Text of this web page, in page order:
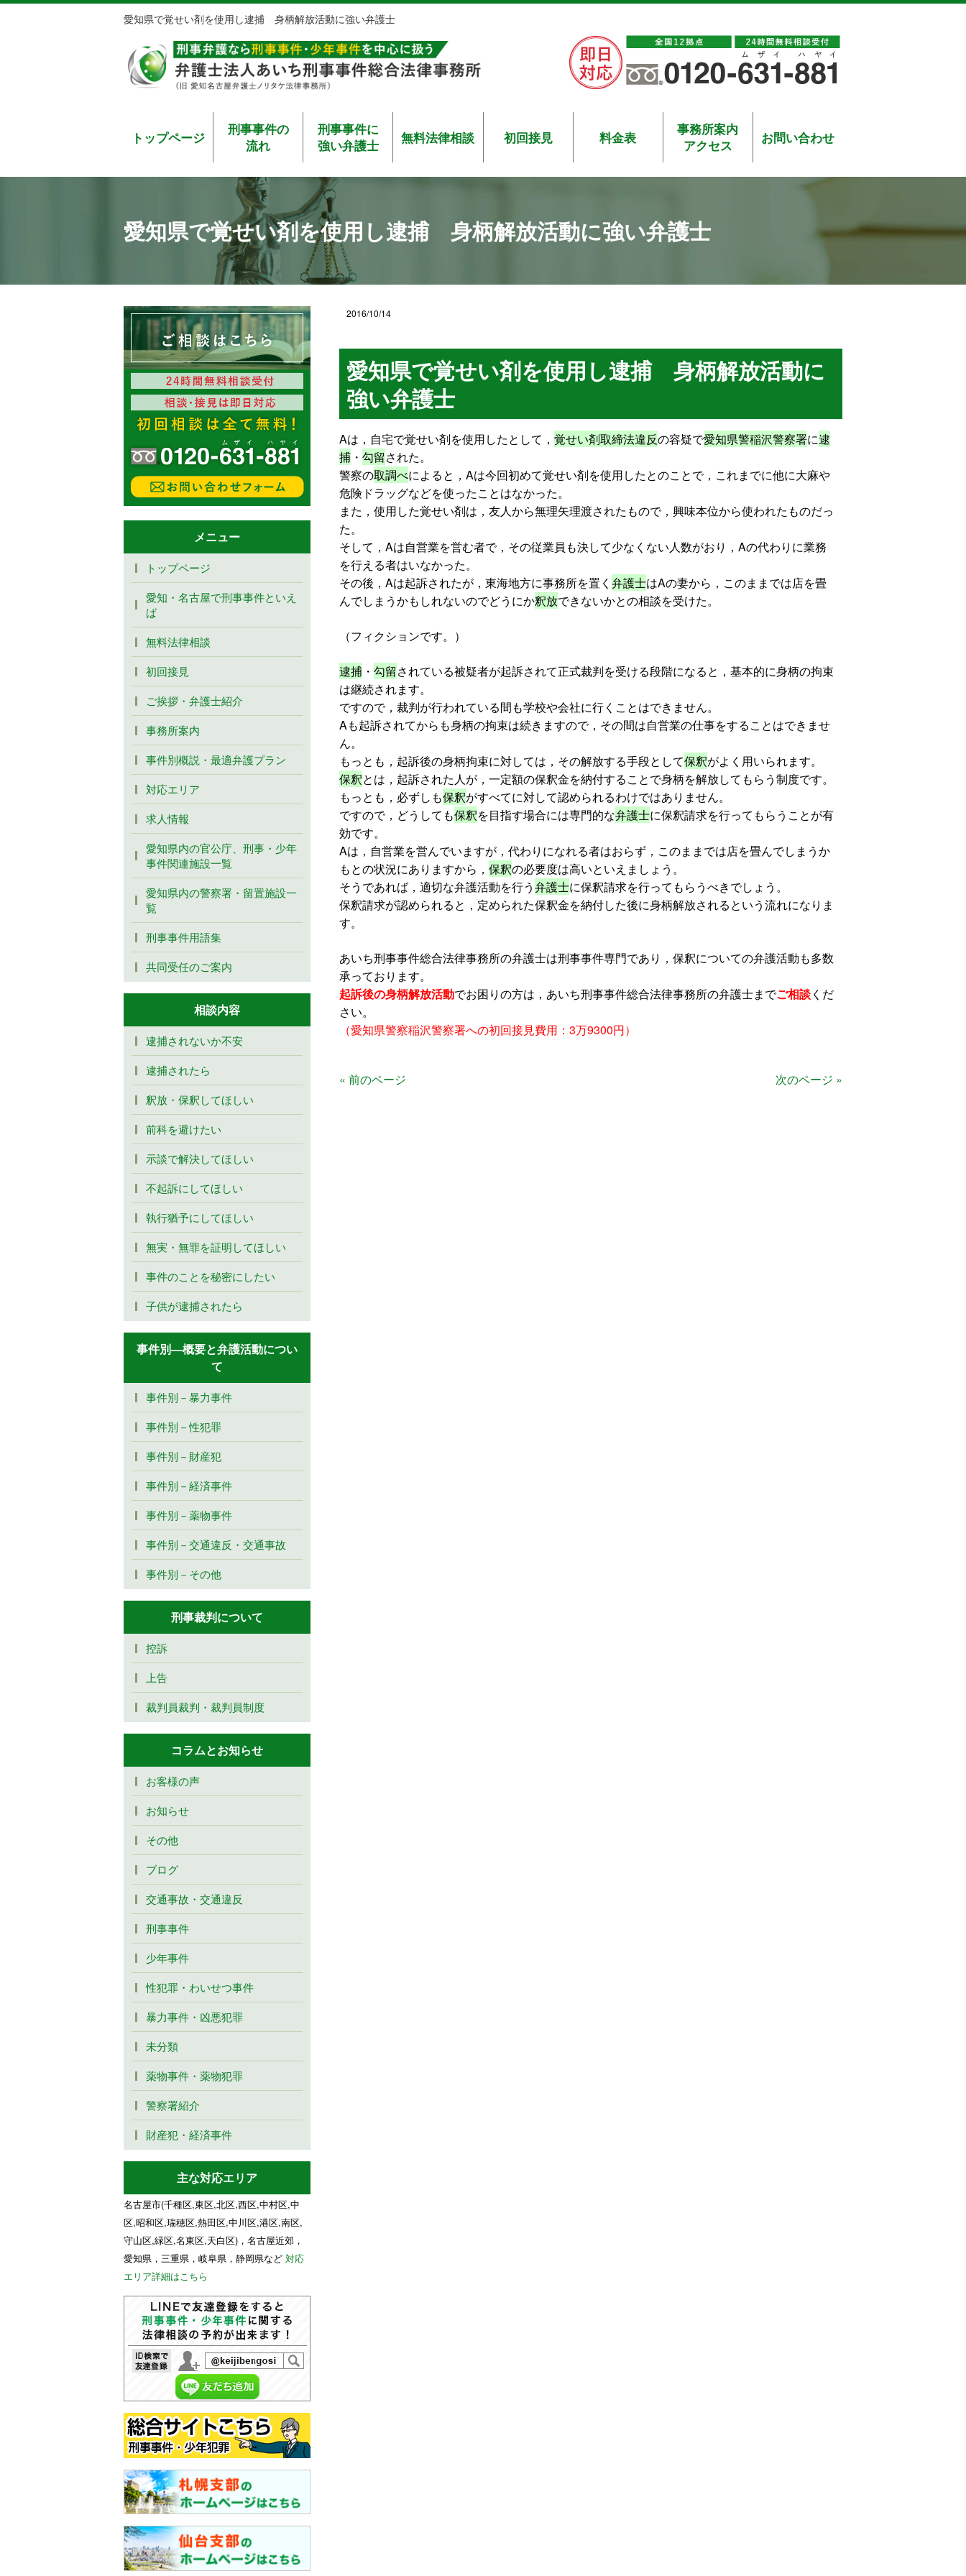
愛知県で覚せい剤を使用し逮捕 身柄解放活動に強い弁護士
トップページ
刑事事件の
流れ
刑事事件に
強い弁護士
無料法律相談 初回接見 料金表
事務所案内
アクセス
お問い合わせ
愛知県で覚せい剤を使用し逮捕 身柄解放活動に強い弁護士
2016/10/14
愛知県で覚せい剤を使用し逮捕 身柄解放活動に
強い弁護士
Aは，自宅で覚せい剤を使用したとして， 覚せい剤取締法違反の容疑で愛知県警稲沢警察署に逮
捕 ・ 勾留された。
警察の取調べによると，Aは今回初めて覚せい剤を使用したとのことで，これまでに他に大麻や
危険ドラッグなどを使ったことはなかった。
また，使用した覚せい剤は，友人から無理矢理渡されたもので，興味本位から使われたものだっ
た。
そして，Aは自営業を営む者で，その従業員も決して少なくない人数がおり，Aの代わりに業務
を行える者はいなかった。
その後，Aは起訴されたが，東海地方に事務所を置く 弁護士はAの妻から，このままでは店を畳
んでしまうかもしれないのでどうにか釈放できないかとの相談を受けた。
（フィクションです。）
逮捕 ・ 勾留されている被疑者が起訴されて正式裁判を受ける段階になると，基本的に身柄の拘束
は継続されます。
ですので，裁判が行われている間も学校や会社に行くことはできません。
Aも起訴されてからも身柄の拘束は続きますので，その間は自営業の仕事をすることはできませ
ん。
もっとも，起訴後の身柄拘束に対しては，その解放する手段として保釈がよく用いられます。
保釈とは，起訴された人が，一定額の保釈金を納付することで身柄を解放してもらう制度です。
もっとも，必ずしも保釈がすべてに対して認められるわけではありません。
ですので，どうしても保釈を目指す場合には専門的な弁護士に保釈請求を行ってもらうことが有
効です。
Aは，自営業を営んでいますが，代わりになれる者はおらず，このままでは店を畳んでしまうか
もとの状況にありますから， 保釈の必要度は高いといえましょう。
そうであれば，適切な弁護活動を行う弁護士に保釈請求を行ってもらうべきでしょう。
保釈請求が認められると，定められた保釈金を納付した後に身柄解放されるという流れになりま
す。
あいち刑事事件総合法律事務所の弁護士は刑事事件専門であり，保釈についての弁護活動も多数
承っております。
起訴後の身柄解放活動でお困りの方は，あいち刑事事件総合法律事務所の弁護士までご相談くだ
さい。
（愛知県警察稲沢警察署への初回接見費用：3万9300円）
« 前のページ 次のページ »
メニュー
トップページ
愛知・名古屋で刑事事件といえ
ば
無料法律相談
初回接見
ご挨拶・弁護士紹介
事務所案内
事件別概説・最適弁護プラン
対応エリア
求人情報
愛知県内の官公庁、刑事・少年
事件関連施設一覧
愛知県内の警察署・留置施設一
覧
刑事事件用語集
共同受任のご案内
相談内容
逮捕されないか不安
逮捕されたら
釈放・保釈してほしい
前科を避けたい
示談で解決してほしい
不起訴にしてほしい
執行猶予にしてほしい
無実・無罪を証明してほしい
事件のことを秘密にしたい
子供が逮捕されたら
事件別―概要と弁護活動につい
て
事件別－暴力事件
事件別－性犯罪
事件別－財産犯
事件別－経済事件
事件別－薬物事件
事件別－交通違反・交通事故
事件別－その他
刑事裁判について
控訴
上告
裁判員裁判・裁判員制度
コラムとお知らせ
お客様の声
お知らせ
その他
ブログ
交通事故・交通違反
刑事事件
少年事件
性犯罪・わいせつ事件
暴力事件・凶悪犯罪
未分類
薬物事件・薬物犯罪
警察署紹介
財産犯・経済事件
主な対応エリア
名古屋市(千種区,東区,北区,西区,中村区,中
区,昭和区,瑞穂区,熱田区,中川区,港区,南区,
守山区,緑区,名東区,天白区)，名古屋近郊，
愛知県，三重県，岐阜県，静岡県など 対応
エリア詳細はこちら